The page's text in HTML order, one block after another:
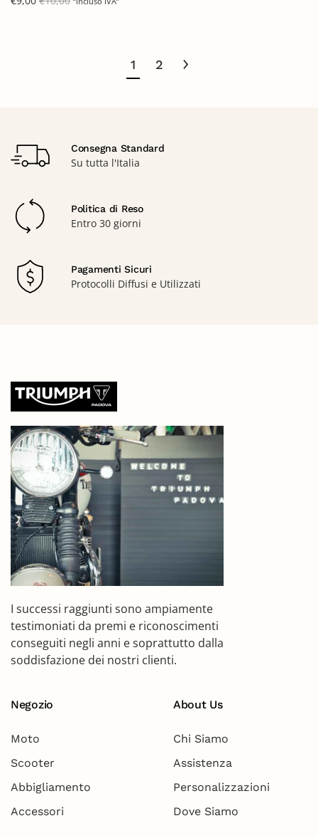
1 2
Consegna Standard
Su tutta l'Italia
Politica di Reso
Entro 30 giorni
Pagamenti Sicuri
Protocolli Diffusi e Utilizzati
I successi raggiunti sono ampiamente
testimoniati da premi e riconoscimenti
conseguiti negli anni e soprattutto dalla
soddisfazione dei nostri clienti.
Negozio
Moto
Scooter
Abbigliamento
Accessori
About Us
Chi Siamo
Assistenza
Personalizzazioni
Dove Siamo